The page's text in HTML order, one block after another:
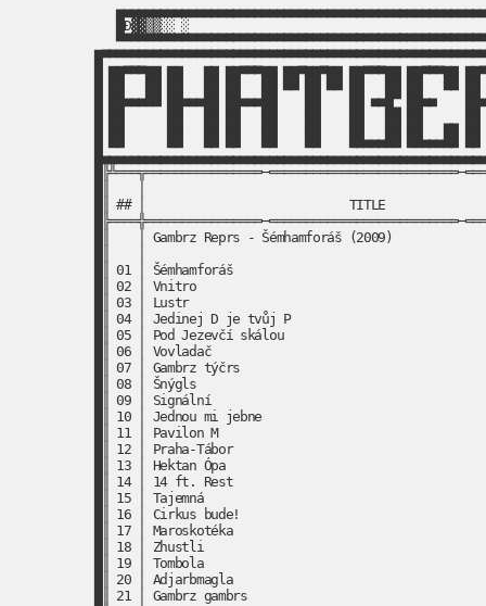
█Đ▓▓▒▒░░
█ ██▀▀▀██ ██   ██ ██▀▀▀██ ██▀██▀██ ██▀▀▀██ ██▀▀▀██
█ ██   ██ ██   ██ ██   ██ ▀▀ ██ ▀▀ ██   ██ ██   ▀▀
█ ██▀▀▀▀▀ ██▀▀▀██ ██▀▀▀██    ██    ██ ▀▀█▄ ██▀▀
█ ██      ██   ██ ██   ██    ██    ██   ██ ██   ▄▄
█ ██      ██   ██ ██   ██    ██    ██▄▄▄██ ██▄▄▄██
█║ ## │                            TITLE
█║    │ Gambrz Reprs - Šémhamforáš (2009)
█║ 01 │ Šémhamforáš
█║ 02 │ Vnitro
█║ 03 │ Lustr
█║ 04 │ Jedinej D je tvůj P
█║ 05 │ Pod Jezevčí skálou
█║ 06 │ Vovladač
█║ 07 │ Gambrz týčrs
█║ 08 │ Šnýgls
█║ 09 │ Signální
█║ 10 │ Jednou mi jebne
█║ 11 │ Pavilon M
█║ 12 │ Praha-Tábor
█║ 13 │ Hektan Ópa
█║ 14 │ 14 ft. Rest
█║ 15 │ Tajemná
█║ 16 │ Cirkus bude!
█║ 17 │ Maroskotéka
█║ 18 │ Zhustli
█║ 19 │ Tombola
█║ 20 │ Adjarbmagla
█║ 21 │ Gambrz gambrs